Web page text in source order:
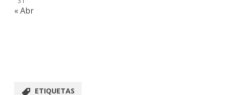
« Abr
ETIQUETAS